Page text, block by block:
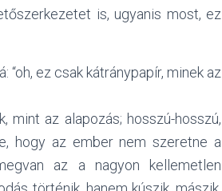
is, ugyanis most, ez
“oh, ez csak kátránypapír, minek az
az alapozás; hosszú-hosszú,
hogy az ember nem szeretne a
az a nagyon kellemetlen